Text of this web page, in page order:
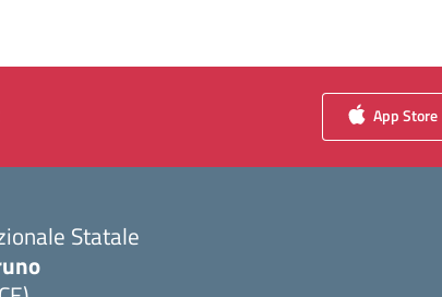
App Store
Statale